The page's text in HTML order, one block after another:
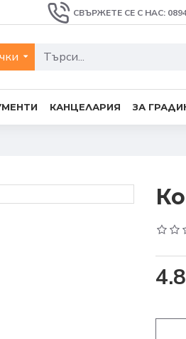
СВЪРЖЕТЕ СЕ С НАС:
КАНЦЕЛАРИЯ ЗА